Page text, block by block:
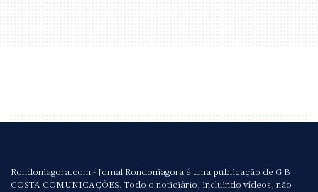
Rondoniagora.com - Jornal Rondoniagora é uma publicação de G B
COSTA COMUNICAÇÕES. Todo o noticiário, incluindo vídeos, não